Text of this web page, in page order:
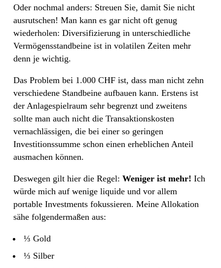
Oder nochmal anders: Streuen Sie, damit Sie nicht
ausrutschen! Man kann es gar nicht oft genug
wiederholen: Diversifizierung in unterschiedliche
Vermögensstandbeine ist in volatilen Zeiten mehr
denn je wichtig.
Das Problem bei 1.000 CHF ist, dass man nicht zehn
verschiedene Standbeine aufbauen kann. Erstens ist
der Anlagespielraum sehr begrenzt und zweitens
sollte man auch nicht die Transaktionskosten
vernachlässigen, die bei einer so geringen
Investitionssumme schon einen erheblichen Anteil
ausmachen können.
Deswegen gilt hier die Regel: Weniger ist mehr! Ich
würde mich auf wenige liquide und vor allem
portable Investments fokussieren. Meine Allokation
sähe folgendermaßen aus:
⅓ Gold
⅓ Silber